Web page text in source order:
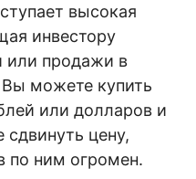
высокая
инвестору
или продажи в
можете купить
или долларов и
сдвинуть цену,
по ним огромен.